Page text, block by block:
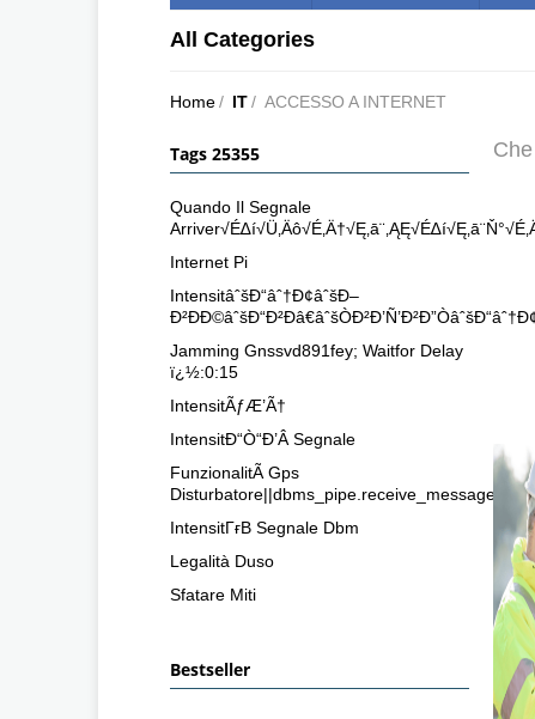
All Categories
Home/ IT/ ACCESSO A INTERNET
Tags 25355
Quando Il Segnale
Internet Pi
IntensitâˆšÐ“âˆ†Ð¢âˆšÐ–
Jamming Gnssvd891fey; Waitfor Delay
ï¿½:0:15
IntensitÃƒÆ’Ã†
IntensitÐ“Ò“Ð’Â Segnale
FunzionalitÃ Gps
IntensitГғВ Segnale Dbm
Legalità Duso
Sfatare Miti
Bestseller